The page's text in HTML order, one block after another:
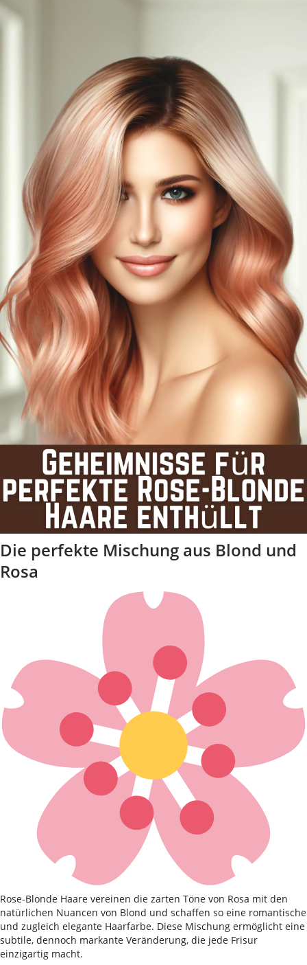
Die perfekte Mischung aus Blond und
Rosa
Rose-Blonde Haare vereinen die zarten Töne von Rosa mit den
natürlichen Nuancen von Blond und schaffen so eine romantische
und zugleich elegante Haarfarbe. Diese Mischung ermöglicht eine
subtile, dennoch markante Veränderung, die jede Frisur
einzigartig macht.